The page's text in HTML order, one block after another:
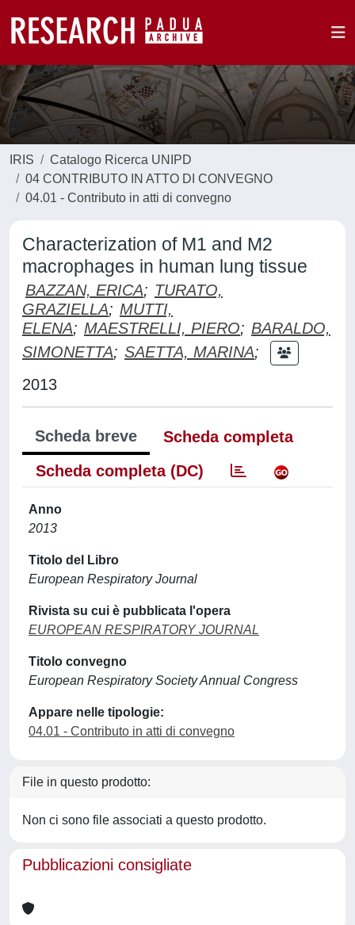
IRIS
Catalogo Ricerca UNIPD
04 CONTRIBUTO IN ATTO DI CONVEGNO
04.01 - Contributo in atti di convegno
Characterization of M1 and M2
macrophages in human lung tissue
BAZZAN, ERICA; TURATO,
GRAZIELLA; MUTTI,
ELENA; MAESTRELLI, PIERO; BARALDO,
SIMONETTA; SAETTA, MARINA;
2013
Scheda breve
Scheda completa
Scheda completa (DC)
Anno
2013
Titolo del Libro
European Respiratory Journal
Rivista su cui è pubblicata l'opera
EUROPEAN RESPIRATORY JOURNAL
Titolo convegno
European Respiratory Society Annual Congress
Appare nelle tipologie:
04.01 - Contributo in atti di convegno
File in questo prodotto:
Non ci sono file associati a questo prodotto.
Pubblicazioni consigliate